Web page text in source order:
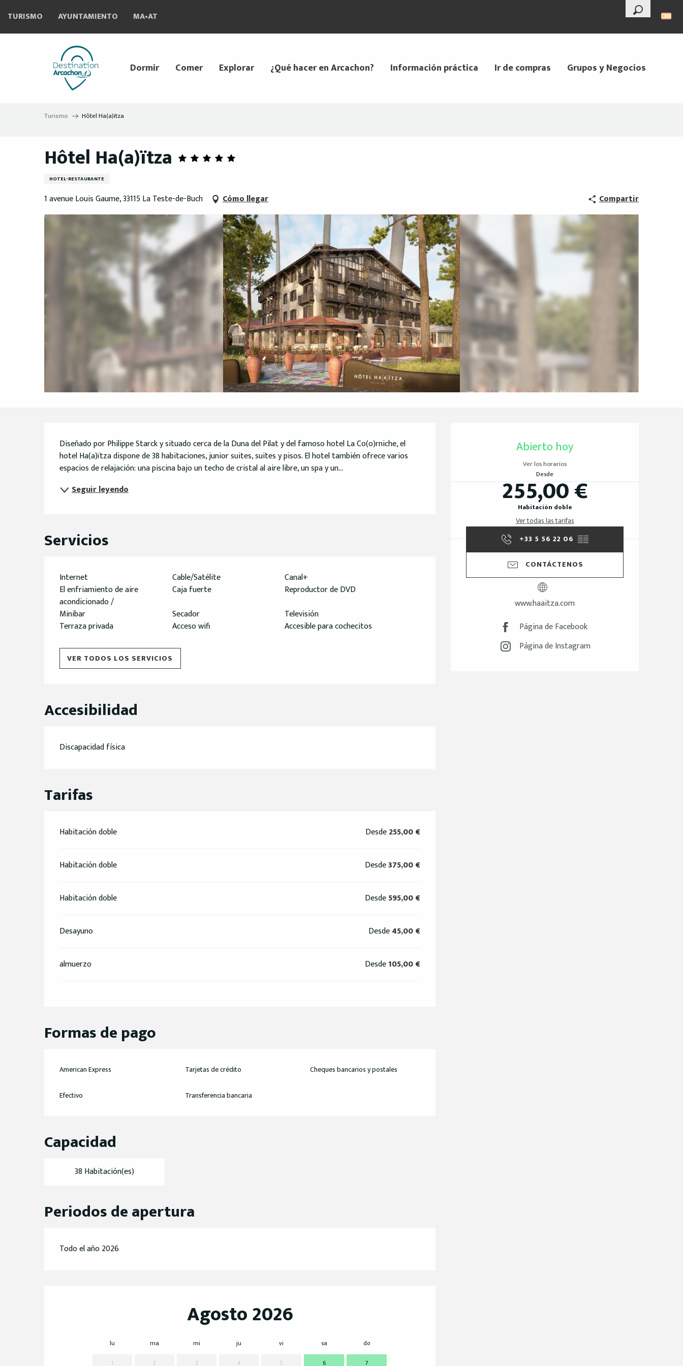
contenu
--°
Buscar
TURISMO AYUNTAMIENTO MA•AT
Dormir Comer Explorar ¿Qué hacer en Arcachon? Información práctica Ir de compras Grupos y Negocios
Turismo Hôtel Ha(a)ïtza
Hôtel Ha(a)ïtza
HOTEL-RESTAURANTE
1 avenue Louis Gaume, 33115 La Teste-de-Buch Cómo llegar Compartir
Horarios y datos de
Abierto hoy
Ver los horarios
Desde
255,00 €
Habitación doble
Ver todas las tarifas
+33 5 56 22 06 ▒▒
CONTÁCTENOS
www.haaitza.com
Página de Facebook
Página de Instagram
Descripción
Diseñado por Philippe Starck y situado cerca de la Duna del Pilat y del famoso hotel La Co(o)rniche, el
hotel Ha(a)ïtza dispone de 38 habitaciones, junior suites, suites y pisos. El hotel también ofrece varios
espacios de relajación: una piscina bajo un techo de cristal al aire libre, un spa y un...
Seguir leyendo
Servicios
Internet Cable/Satélite
Canal+
El enfriamiento de aire
acondicionado /
Caja fuerte
Reproductor de DVD
Minibar
Secador
Televisión
Terraza privada
Acceso wifi Accesible para cochecitos
VER TODOS LOS SERVICIOS
Accesibilidad
Discapacidad física
Tarifas
Habitación doble Desde255,00 €
Habitación doble Desde375,00 €
Habitación doble Desde595,00 €
Desayuno Desde45,00 €
almuerzo Desde105,00 €
Formas de pago
American Express Tarjetas de crédito Cheques bancarios y postales
Efectivo Transferencia bancaria
Capacidad
38 Habitación(es)
Periodos de apertura
Todo el año 2026
Agosto 2026
lu ma mi ju vi sa
do
1
2 3 4 5 6
7